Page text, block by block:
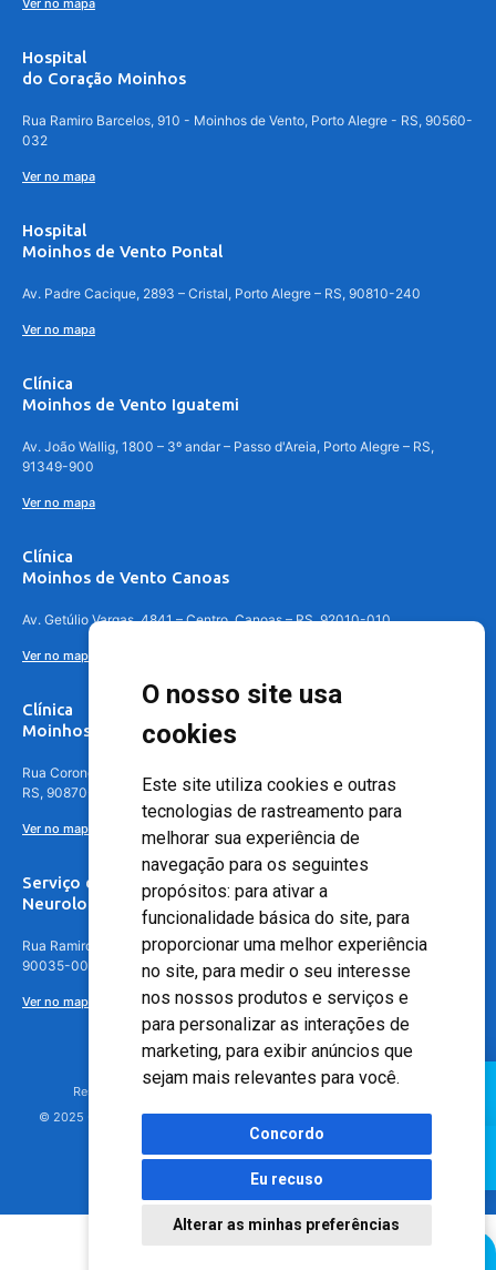
O nosso site usa
cookies
Este site utiliza cookies e outras
tecnologias de rastreamento para
melhorar sua experiência de
navegação para os seguintes
propósitos: para ativar a
funcionalidade básica do site, para
proporcionar uma melhor experiência
no site, para medir o seu interesse
nos nossos produtos e serviços e
para personalizar as interações de
marketing, para exibir anúncios que
sejam mais relevantes para você.
Concordo
Eu recuso
Alterar as minhas preferências
Ver no mapa
Hospital
do Coração Moinhos
Rua Ramiro Barcelos, 910 - Moinhos de Vento, Porto Alegre - RS, 90560-
032
Ver no mapa
Hospital
Moinhos de Vento Pontal
Av. Padre Cacique, 2893 – Cristal, Porto Alegre – RS, 90810-240
Ver no mapa
Clínica
Moinhos de Vento Iguatemi
Av. João Wallig, 1800 – 3º andar – Passo d'Areia, Porto Alegre – RS,
91349-900
Ver no mapa
Clínica
Moinhos de Vento Canoas
Av. Getúlio Vargas, 4841 – Centro, Canoas – RS, 92010-010
Ver no mapa
Clínica
Moinhos de Vento - Teresópolis
Rua Coronel Aparício Borges, 250 - 3º andar - Teresópolis, Porto Alegre -
RS, 90870-016
Ver no mapa
Serviço de
Neurologia
Rua Ramiro Barcelos, 630 – 5º andar – Floresta, Porto Alegre – RS,
90035-001
Ver no mapa
Responsável Técnico: Dr. Luiz Antonio Nasi - CREMERS 11217
© 2025 - Hospital Moinhos de Vento - Registro Empresa (CRM-RS): 425